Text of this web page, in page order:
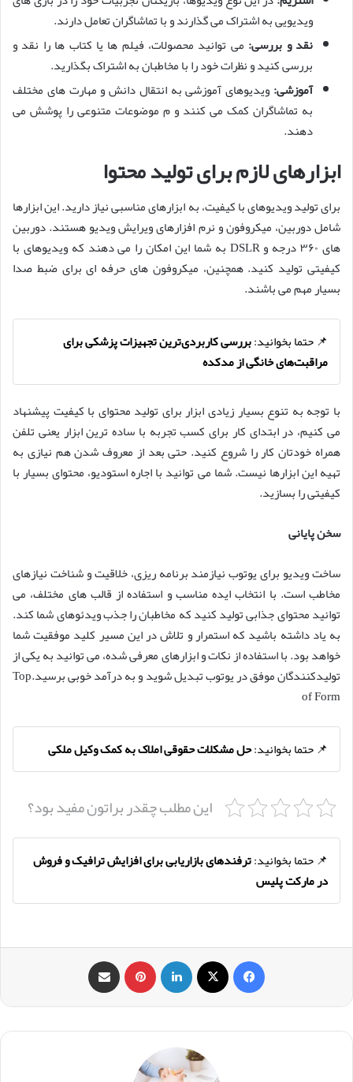
ویدیویی به اشتراک می گذارند و با تماشاگران تعامل دارند.
نقد و بررسی: می توانید محصولات، فیلم ها یا کتاب ها را نقد و
بررسی کنید و نظرات خود را با مخاطبان به اشتراک بگذارید.
آموزشی: ویدیوهای آموزشی به انتقال دانش و مهارت های مختلف
به تماشاگران کمک می کنند و م موضوعات متنوعی را پوشش می
دهند.
ابزارهای لازم برای تولید محتوا
برای تولید ویدیوهای با کیفیت، به ابزارهای مناسبی نیاز دارید. این ابزارها
شامل دوربین، میکروفون و نرم افزارهای ویرایش ویدیو هستند. دوربین
های ۳۶۰ درجه و DSLR به شما این امکان را می دهند که ویدیوهای با
کیفیتی تولید کنید. همچنین، میکروفون های حرفه ای برای ضبط صدا
بسیار مهم می باشند.
📌 حتما بخوانید:بررسی کاربردی‌ترین تجهیزات پزشکی برای
مراقبت‌های خانگی از مدکده
با توجه به تنوع بسیار زیادی ابزار برای تولید محتوای با کیفیت پیشنهاد
می کنیم، در ابتدای کار برای کسب تجربه با ساده ترین ابزار یعنی تلفن
همراه خودتان کار را شروع کنید. حتی بعد از معروف شدن هم نیازی به
تهیه این ابزارها نیست. شما می توانید با اجاره استودیو، محتوای بسیار با
کیفیتی را بسازید.
سخن پایانی
ساخت ویدیو برای یوتوب نیازمند برنامه ریزی، خلاقیت و شناخت نیازهای
مخاطب است. با انتخاب ایده مناسب و استفاده از قالب های مختلف، می
توانید محتوای جذابی تولید کنید که مخاطبان را جذب ویدئوهای شما کند.
به یاد داشته باشید که استمرار و تلاش در این مسیر کلید موفقیت شما
خواهد بود. با استفاده از نکات و ابزارهای معرفی شده، می توانید به یکی از
تولیدکنندگان موفق در یوتوب تبدیل شوید و به درآمد خوبی برسید.Top
of Form
📌 حتما بخوانید:حل مشکلات حقوقی املاک به کمک وکیل ملکی
این مطلب چقدر براتون مفید بود؟
📌 حتما بخوانید:ترفندهای بازاریابی برای افزایش ترافیک و فروش
در مارکت پلیس
فیس بوک ‫پین‌ترست